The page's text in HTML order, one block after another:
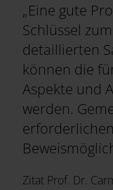
„Eine gute
Schlüssel
detaillierten
können die
Aspekte und
werden.
Zitat Prof. Dr.